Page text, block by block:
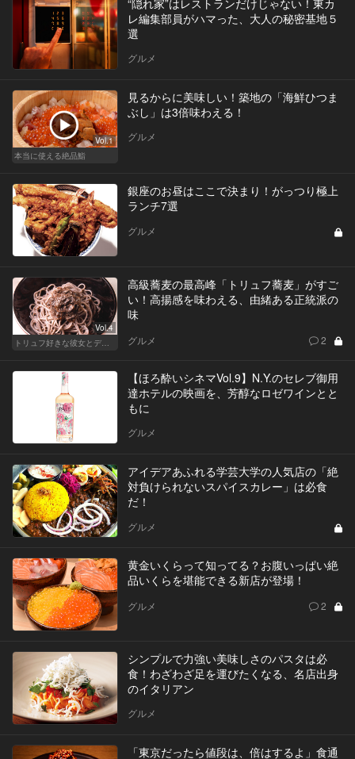
レ編集部員がハマった、大人の秘密基地５
選
グルメ
Vol.1
本当に使える絶品鮨
見るからに美味しい！築地の「海鮮ひつま
ぶし」は3倍味わえる！
グルメ
銀座のお昼はここで決まり！がっつり極上
ランチ7選
グルメ
Vol.4
高級蕎麦の最高峰「トリュフ蕎麦」がすご
い！高揚感を味わえる、由緒ある正統派の
味
グルメ 2
【ほろ酔いシネマVol.9】N.Y.のセレブ御用
達ホテルの映画を、芳醇なロゼワインとと
もに
グルメ
アイデアあふれる学芸大学の人気店の「絶
対負けられないスパイスカレー」は必食
だ！
グルメ
黄金いくらって知ってる？お腹いっぱい絶
品いくらを堪能できる新店が登場！
グルメ 2
シンプルで力強い美味しさのパスタは必
食！わざわざ足を運びたくなる、名店出身
のイタリアン
グルメ
「東京だったら値段は、倍はするよ」食通